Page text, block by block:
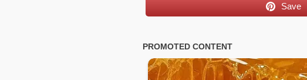
Save